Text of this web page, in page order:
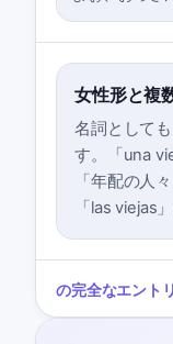
女性形と複
名詞として
す。「una
「年配の人
「las viejas
の完全なエント